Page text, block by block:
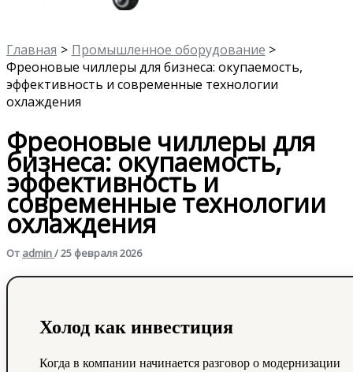
Главная
Промышленное оборудование
Фреоновые чиллеры для бизнеса: окупаемость,
эффективность и современные технологии
охлаждения
Фреоновые чиллеры для
бизнеса: окупаемость,
эффективность и
современные технологии
охлаждения
От admin/25 февраля 2026
Холод как инвестиция
Когда в компании начинается разговор о модернизации